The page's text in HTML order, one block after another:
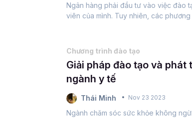
Ngân hàng phải đầu tư vào việc đào
viên của mình. Tuy nhiên, các
Chương trình đào tạo
Giải pháp đào tạo và
ngành y tế
Thái Minh Nov 23 2023
Ngành chăm sóc sức khỏe không